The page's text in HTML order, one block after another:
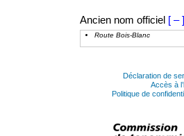
Ancien nom officiel [ – ]
Route Bois-Blanc
Déclaration de
Accès à
Politique de